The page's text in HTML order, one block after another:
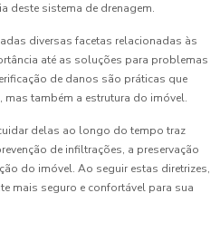
deste sistema de drenagem.
diversas facetas relacionadas às
até as soluções para problemas
de danos são práticas que
mas também a estrutura do imóvel.
delas ao longo do tempo traz
de infiltrações, a preservação
do imóvel. Ao seguir estas diretrizes,
mais seguro e confortável para sua